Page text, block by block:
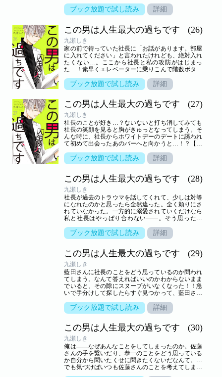
作品は「恋するソワレ」2019年Vol．11に収録され
ています。
ブック放題で試し読み 詳細
この男は人生最大の過ちです (26)
九瀬しき
家の前で待っていた社長に「お話があります。部屋
に入れてください」と言われたけれども、絶対入れ
たくない…。ここから社長と私の攻防がはじまっ
た…！素早くエレベーターに乗りこんで階数ボタン
レ】 この作品は「恋するソワレ」2019年Vol．12に
収録されています。
ブック放題で試し読み 詳細
この男は人生最大の過ちです (27)
九瀬しき
社長のことが好き…？ないないと打ち消してみても
社長の笑顔を見ると胸がきゅっとなってしまう。そ
んな時に、社長からホワイトデーのデートに誘われ
て初めて出会ったあのバーへと向かうと…！？【恋
Vol．1に収録されています。
ブック放題で試し読み 詳細
この男は人生最大の過ちです (28)
九瀬しき
社長が過去のトラウマを話してくれて、少しは対等
になれたのかと思ったら全然違った。全く頼りにさ
れていなかった。一方的に溺愛されていくだけなら
私と社長はやっぱり合わない――。そう思った矢
【恋するソワレ】 この作品は「恋するソワレ」2020
年Vol．2に収録されています。
ブック放題で試し読み 詳細
この男は人生最大の過ちです (29)
九瀬しき
藍田さんに社長のことをどう思っているのか問われ
てしまう。なんて答えればいいのかわからないまま
でいると、その隙にスヌープがいなくなった！！急
いで手分けして探したらすぐ見つかって、藍田さん
て…！？【恋するソワレ】 この作品は「恋するソワ
レ」2020年Vol．3に収録されています。
ブック放題で試し読み 詳細
この男は人生最大の過ちです (30)
九瀬しき
俺は――なぜあんなことをしてしまったのか。佐藤
さんの手を繋いだり、恭一のことをどう思っている
か自分から聞いたくせに聞きたくないだなんて。…
でも気づけばいつも佐藤さんのことを考えてしまっ